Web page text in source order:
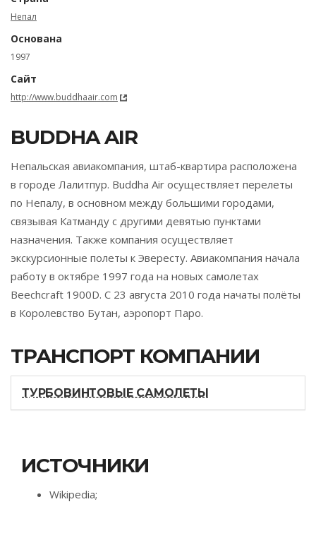
Непал
Основана
1997
Сайт
http://www.buddhaair.com
BUDDHA AIR
Непальская авиакомпания, штаб-квартира расположена
в городе Лалитпур. Buddha Air осуществляет перелеты
по Непалу, в основном между большими городами,
связывая Катманду с другими девятью пунктами
назначения. Также компания осуществляет
экскурсионные полеты к Эвересту. Авиакомпания начала
работу в октябре 1997 года на новых самолетах
Beechcraft 1900D. C 23 августа 2010 года начаты полёты
в Королевство Бутан, аэропорт Паро.
ТРАНСПОРТ КОМПАНИИ
ТУРБОВИНТОВЫЕ САМОЛЕТЫ
ИСТОЧНИКИ
Wikipedia;